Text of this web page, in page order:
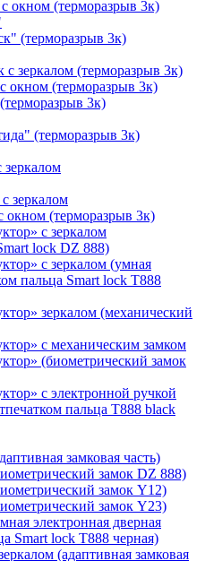
окном (терморазрыв 3к)
(терморазрыв 3к)
с зеркалом (терморазрыв 3к)
окном (терморазрыв 3к)
3к)
(терморазрыв 3к)
зеркалом
зеркалом
окном (терморазрыв 3к)
с зеркалом
lock DZ 888)
с зеркалом (умная
пальца Smart lock T888
зеркалом (механический
с механическим замком
(биометрический замок
с электронной ручкой
пальца T888 black
замковая часть)
замок DZ 888)
замок Y12)
замок Y23)
электронная дверная
Smart lock T888 черная)
(адаптивная замковая